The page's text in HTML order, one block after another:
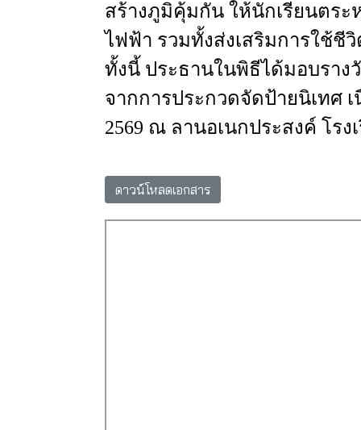
สร้างภูมิคุ้มกัน ให้นักเรียนตร
ไฟฟ้า รวมทั้งส่งเสริมการใช้ชี
ทั้งนี้ ประธานในพิธีได้มอบราง
จากการประกวดจัดป้ายนิเทศ
2569 ณ ลานอเนกประสงค์ โร
ดาวน์โหลดเอกสาร